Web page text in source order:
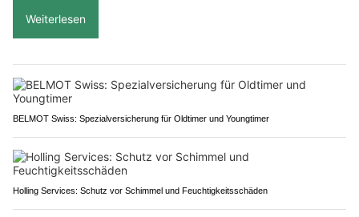
Weiterlesen
BELMOT Swiss: Spezialversicherung für Oldtimer und Youngtimer
Holling Services: Schutz vor Schimmel und Feuchtigkeitsschäden